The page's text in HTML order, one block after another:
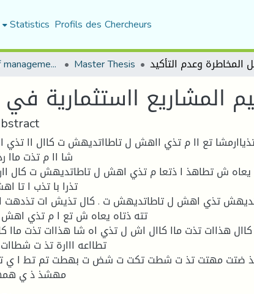
Statistics Profils des Chercheurs
Department of management sciences Master Thesis
المشاريع ااستثمارية
تذياارمشا تع اا م تذي ااهش ل تاطااتديهش ت كاال اا تذي
شا اا م تذت ماا
يعاه ش تطاهذ ا ذتعا م تذي اهش ل تاطاتديهش ت كال
تذرا با تذب ا تا
تذي اهش ل تاطاتديهش ت . كال تذيش ات تذدهت
تته ذتاه يعاه ش تع ا م تذي
هذاات تذت ماا كاال اش ل تذي اه شا هذاات تذت ماا
تطااعه ااارة تذ ت شطاات
ضتت مهتت تذ ت شطت تكت ت شض ت بهطت تم تط ا ي
مهشذ ذ ي